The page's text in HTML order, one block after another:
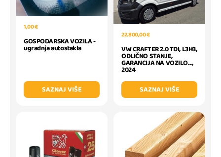
1,00 €
GOSPODARSKA VOZILA -
ugradnja autostakla
SAZNAJ VIŠE
22.800,00 €
VW CRAFTER 2.0 TDI, L3H3,
ODLIČNO STANJE,
GARANCIJA NA VOZILO...,
2024
SAZNAJ VIŠE